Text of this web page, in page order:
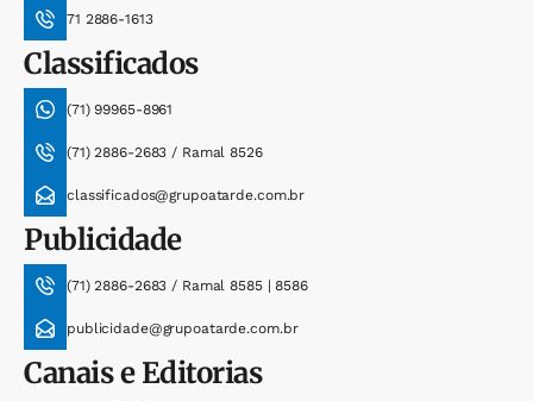
71 2886-1613
Classificados
(71) 99965-8961
(71) 2886-2683 / Ramal 8526
classificados@grupoatarde.com.br
Publicidade
(71) 2886-2683 / Ramal 8585 | 8586
publicidade@grupoatarde.com.br
Canais e Editorias